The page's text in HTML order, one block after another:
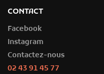
CONTACT
Facebook
Instagram
Contactez-nous
02 43 91 45 77